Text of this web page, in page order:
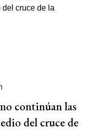
continúan las
del cruce de